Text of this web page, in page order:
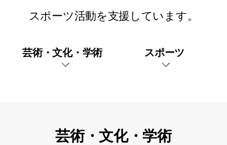
スポーツ活動を支援しています。
芸術・文化・学術 スポーツ
芸術・文化・学術